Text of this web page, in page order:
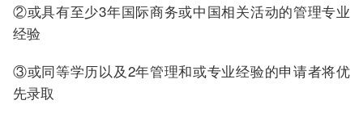
②或具有至少3年国际商务或中国相关活动的管理专业
经验
③或同等学历以及2年管理和或专业经验的申请者将优
先录取